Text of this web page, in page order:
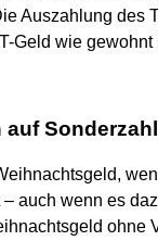
Auszahlung des
Geld wie
auf
auch wenn es
ohne